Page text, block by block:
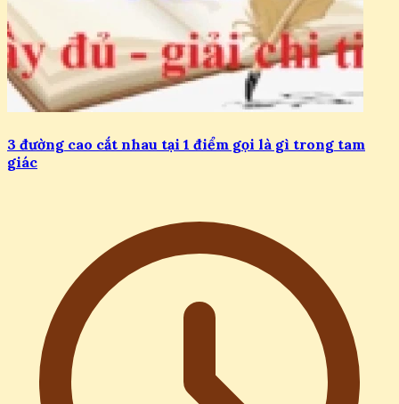
3 đường cao cắt nhau tại 1 điểm gọi là gì trong tam
giác